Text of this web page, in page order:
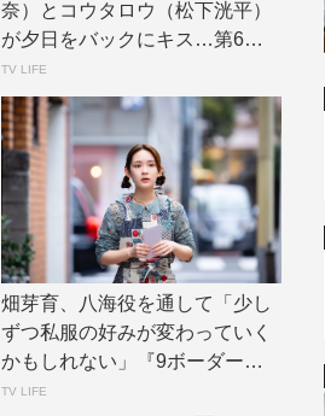
奈）とコウタロウ（松下洸平）
が夕日をバックにキス…第6話
あらすじも到着 |...
TV LIFE
畑芽育、八海役を通して「少し
ずつ私服の好みが変わっていく
かもしれない」『9ボーダー』 |
TV LI...
TV LIFE